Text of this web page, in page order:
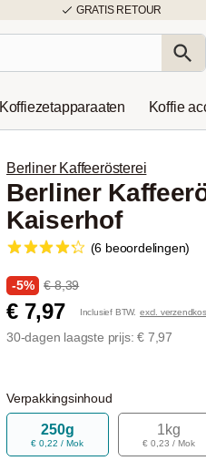
GRATIS RETOUR
Koffiezetapparaaten Koffie
Berliner Kaffeerösterei
Berliner
Kaiserhof
(6 beoordelingen)
-5% € 8,39
€ 7,97 Inclusief BTW. excl.
30-dagen laagste prijs: € 7,97
Verpakkingsinhoud
250g
€ 0,22 / Mok
1kg
€ 0,23 / Mok